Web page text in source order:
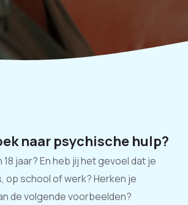
naar psychische hulp?
jaar? En heb jij het gevoel dat je
op school of werk? Herken je
de volgende voorbeelden?